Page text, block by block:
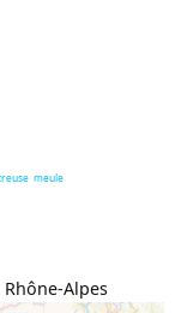
meule
Rhône-Alpes